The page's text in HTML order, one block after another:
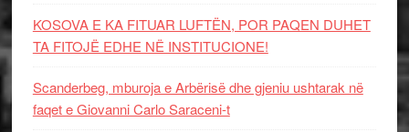
KOSOVA E KA FITUAR LUFTËN, POR PAQEN DUHET
TA FITOJË EDHE NË INSTITUCIONE!
Scanderbeg, mburoja e Arbërisë dhe gjeniu ushtarak në
faqet e Giovanni Carlo Saraceni-t